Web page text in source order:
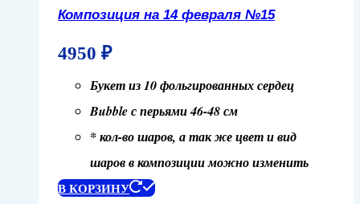
Композиция на 14 февраля №15
4950 ₽
Букет из 10 фольгированных сердец
Bubble с перьями 46-48 см
* кол-во шаров, а так же цвет и вид
шаров в композиции можно изменить
В КОРЗИНУ